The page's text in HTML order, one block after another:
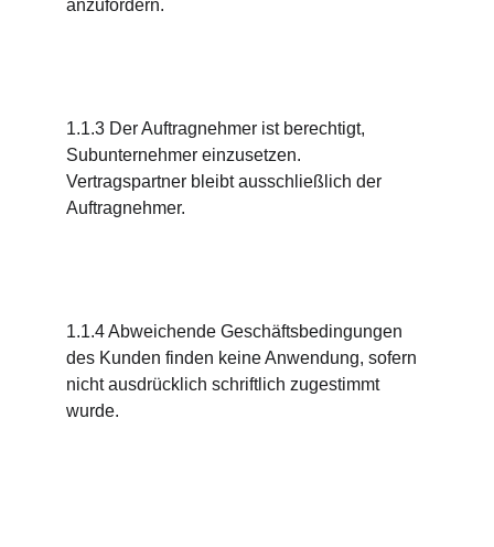
anzufordern.
1.1.3 Der Auftragnehmer ist berechtigt,
Subunternehmer einzusetzen.
Vertragspartner bleibt ausschließlich der
Auftragnehmer.
1.1.4 Abweichende Geschäftsbedingungen
des Kunden finden keine Anwendung, sofern
nicht ausdrücklich schriftlich zugestimmt
wurde.